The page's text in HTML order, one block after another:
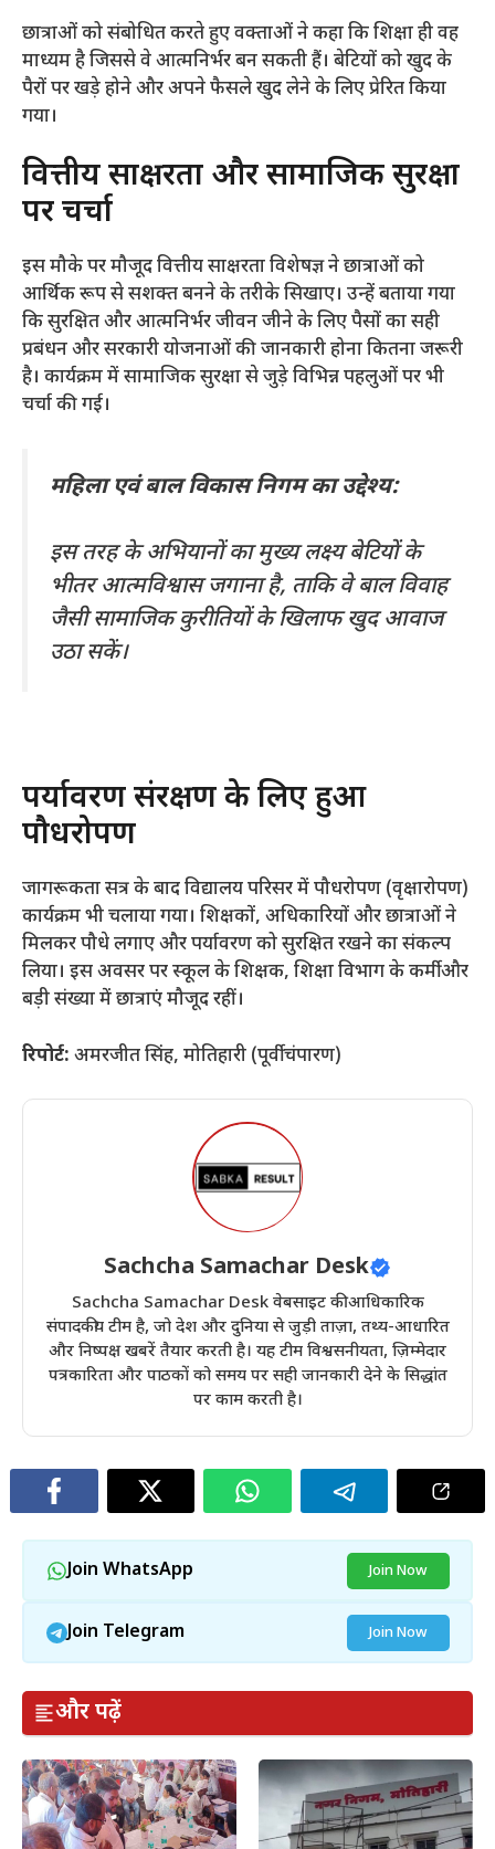
​छात्राओं को संबोधित करते हुए वक्ताओं ने कहा कि शिक्षा ही वह
माध्यम है जिससे वे आत्मनिर्भर बन सकती हैं। बेटियों को खुद के
पैरों पर खड़े होने और अपने फैसले खुद लेने के लिए प्रेरित किया
गया।
​वित्तीय साक्षरता और सामाजिक सुरक्षा
पर चर्चा
​इस मौके पर मौजूद वित्तीय साक्षरता विशेषज्ञ ने छात्राओं को
आर्थिक रूप से सशक्त बनने के तरीके सिखाए। उन्हें बताया गया
कि सुरक्षित और आत्मनिर्भर जीवन जीने के लिए पैसों का सही
प्रबंधन और सरकारी योजनाओं की जानकारी होना कितना जरूरी
है। कार्यक्रम में सामाजिक सुरक्षा से जुड़े विभिन्न पहलुओं पर भी
चर्चा की गई।
महिला एवं बाल विकास निगम का उद्देश्य:
इस तरह के अभियानों का मुख्य लक्ष्य बेटियों के
भीतर आत्मविश्वास जगाना है, ताकि वे बाल विवाह
जैसी सामाजिक कुरीतियों के खिलाफ खुद आवाज
उठा सकें।
​पर्यावरण संरक्षण के लिए हुआ
पौधरोपण
​जागरूकता सत्र के बाद विद्यालय परिसर में पौधरोपण (वृक्षारोपण)
कार्यक्रम भी चलाया गया। शिक्षकों, अधिकारियों और छात्राओं ने
मिलकर पौधे लगाए और पर्यावरण को सुरक्षित रखने का संकल्प
लिया। इस अवसर पर स्कूल के शिक्षक, शिक्षा विभाग के कर्मी और
बड़ी संख्या में छात्राएं मौजूद रहीं।
रिपोर्ट: अमरजीत सिंह, मोतिहारी (पूर्वी चंपारण)
Sachcha Samachar Desk
Sachcha Samachar Desk वेबसाइट की आधिकारिक
संपादकीय टीम है, जो देश और दुनिया से जुड़ी ताज़ा, तथ्य-आधारित
और निष्पक्ष खबरें तैयार करती है। यह टीम विश्वसनीयता, ज़िम्मेदार
पत्रकारिता और पाठकों को समय पर सही जानकारी देने के सिद्धांत
पर काम करती है।
Join WhatsApp Join Now
Join Telegram Join Now
और पढ़ें